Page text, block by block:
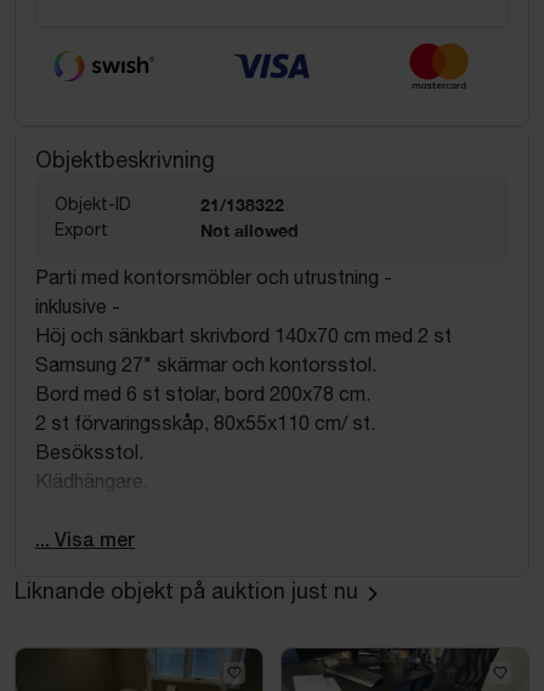
Objektbeskrivning
Objekt-ID 21/138322
Export Not allowed
Parti med kontorsmöbler och utrustning -
inklusive -
Höj och sänkbart skrivbord 140x70 cm med 2 st
Samsung 27" skärmar och kontorsstol.
Bord med 6 st stolar, bord 200x78 cm.
2 st förvaringsskåp, 80x55x110 cm/ st.
Besöksstol.
Klädhängare.
... Visa mer
Liknande objekt på auktion just nu